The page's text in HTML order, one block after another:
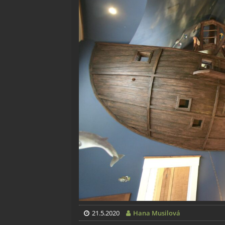
21.5.2020 Hana Musilová